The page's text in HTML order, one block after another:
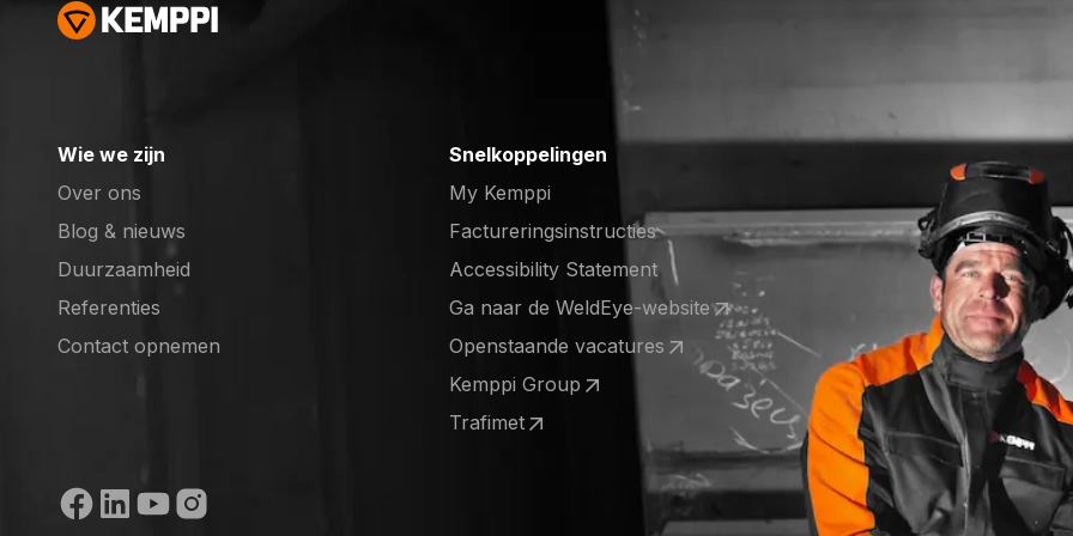
Wie we zijn
Over ons
Blog & nieuws
Duurzaamheid
Referenties
Contact opnemen
Snelkoppelingen
My Kemppi
Factureringsinstructies
Accessibility Statement
Ga naar de WeldEye-website
(opens in a new tab)
Openstaande vacatures
(opens in a new tab)
Kemppi Group
(opens in a new tab)
Trafimet
Sociale media